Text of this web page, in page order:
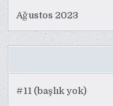
Ağustos 2023
#11 (başlık yok)